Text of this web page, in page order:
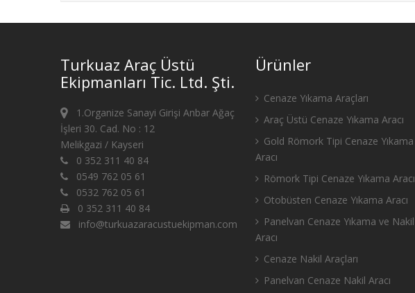
Turkuaz Araç Üstü
Ekipmanları Tic. Ltd. Şti.
1.Organize Sanayi Girişi Anbar Ağaç
İşleri 30. Cad. No : 12
Melikgazi / Kayseri
0 352 311 40 84
0549 762 05 61
0532 762 05 61
0 352 311 40 84
info@turkuazaracustuekipman.com
Ürünler
Cenaze Yıkama Araçları
Araç Üstü Cenaze Yıkama Aracı
Gold Römork Tipi Cenaze Yıkama
Aracı
Römork Tipi Cenaze Yıkama Aracı
Otobüsten Cenaze Yıkama Aracı
Panelvan Cenaze Yıkama ve Nakil
Aracı
Cenaze Nakil Araçları
Panelvan Cenaze Nakil Aracı